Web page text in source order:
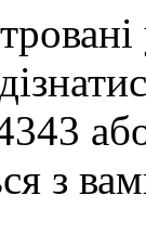
або
з